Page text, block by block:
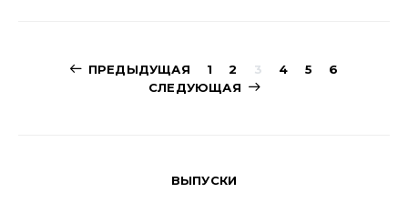
Навигация
ПРЕДЫДУЩАЯ 1 2 3 4 5
6
СЛЕДУЮЩАЯ
ВЫПУСКИ